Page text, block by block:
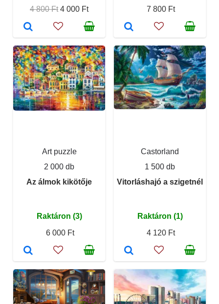
4 800 Ft 4 000 Ft
7 800 Ft
Art puzzle
2 000 db
Az álmok kikötője
Raktáron (3)
6 000 Ft
Castorland
1 500 db
Vitorláshajó a szigetnél
Raktáron (1)
4 120 Ft